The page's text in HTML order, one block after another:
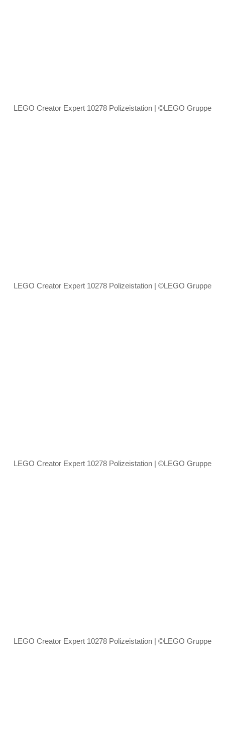
LEGO Creator Expert 10278 Polizeistation | ©LEGO Gruppe
LEGO Creator Expert 10278 Polizeistation | ©LEGO Gruppe
LEGO Creator Expert 10278 Polizeistation | ©LEGO Gruppe
LEGO Creator Expert 10278 Polizeistation | ©LEGO Gruppe